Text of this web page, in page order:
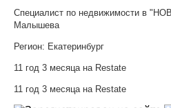
Специалист по недвижимости в
Малышева
Регион: Екатеринбург
11 год 3 месяца на Restate
11 год 3 месяца на Restate